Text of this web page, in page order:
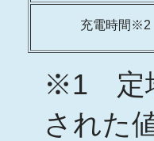
充電時間※2
※1 定
された